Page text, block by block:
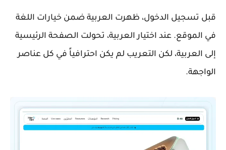
قبل تسجيل الدخول، ظهرت العربية ضمن خيارات اللغة
في الموقع. عند اختيار العربية، تحولت الصفحة الرئيسية
إلى العربية، لكن التعريب لم يكن احترافياً في كل عناصر
الواجهة.